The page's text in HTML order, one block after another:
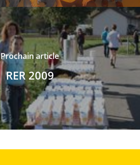
Prochain article
RER 2009